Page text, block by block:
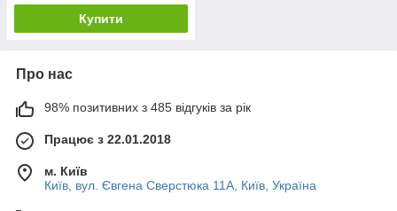
Купити
Про нас
98% позитивних з 485 відгуків за рік
Працює з 22.01.2018
м. Київ
Київ, вул. Євгена Сверстюка 11А, Київ, Україна